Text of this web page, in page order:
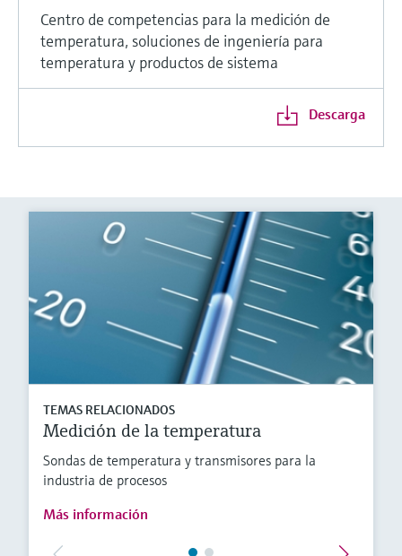
Centro de competencias para la medición de
temperatura, soluciones de ingeniería para
temperatura y productos de sistema
Descarga
TEMAS RELACIONADOS
Medición de la temperatura
Sondas de temperatura y transmisores para la
industria de procesos
Más información